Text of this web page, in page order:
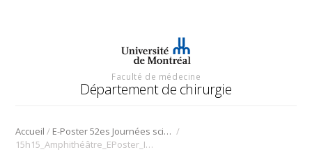
Faculté de médecine
Département de chirurgie
Accueil / E-Poster 52es Journées scientifique /
15h15_Amphithéâtre_EPoster_Immediate-correction-of-braces-generatedpdf